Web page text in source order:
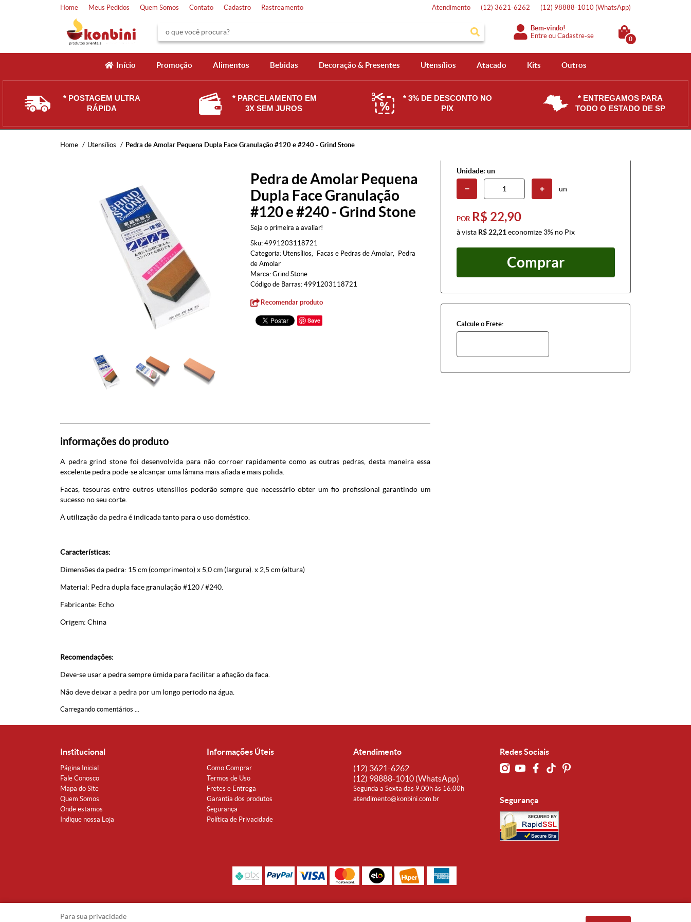
Home Meus Pedidos Quem Somos Contato Cadastro Rastreamento Atendimento (12) 3621-6262 (12) 98888-1010 (WhatsApp)
Bem-vindo!
Entre ouCadastre-se 0
Início Promoção Alimentos Bebidas Decoração & Presentes Utensílios Atacado Kits Outros
* POSTAGEM ULTRA
RÁPIDA
* PARCELAMENTO EM
3X SEM JUROS
* 3% DE DESCONTO NO
PIX
* ENTREGAMOS PARA
TODO O ESTADO DE SP
Home Utensílios Pedra de Amolar Pequena Dupla Face Granulação #120 e #240 - Grind Stone
Pedra de Amolar Pequena
Dupla Face Granulação
#120 e #240 - Grind Stone
Seja o primeira a avaliar!
Sku: 4991203118721
Categoria: Utensílios Facas e Pedras de Amolar
Pedra
de Amolar
Marca: Grind Stone
Código de Barras: 4991203118721
Recomendar produto
Save
Unidade: un
un
POR R$ 22,90
à vista R$ 22,21 economize 3% no Pix
Comprar
Calcule o Frete:
informações do produto
A pedra grind stone foi desenvolvida para não corroer rapidamente como as outras pedras, desta maneira essa
excelente pedra pode-se alcançar uma lâmina mais afiada e mais polida.
Facas, tesouras entre outros utensílios poderão sempre que necessário obter um fio profissional garantindo um
sucesso no seu corte.
A utilização da pedra é indicada tanto para o uso doméstico.
Características:
Dimensões da pedra: 15 cm (comprimento) x 5,0 cm (largura). x 2,5 cm (altura)
Material: Pedra dupla face granulação #120 / #240.
Fabricante: Echo
Origem: China
Recomendações:
Deve-se usar a pedra sempre úmida para facilitar a afiação da faca.
Não deve deixar a pedra por um longo periodo na água.
Carregando comentários ...
Institucional
Página Inicial
Fale Conosco
Mapa do Site
Quem Somos
Onde estamos
Indique nossa Loja
Informações Úteis
Como Comprar
Termos de Uso
Fretes e Entrega
Garantia dos produtos
Segurança
Política de Privacidade
Atendimento
(12) 3621-6262
(12) 98888-1010 (WhatsApp)
Segunda a Sexta das 9:00h às 16:00h
atendimento@konbini.com.br
Redes Sociais
Segurança
Para sua privacidade